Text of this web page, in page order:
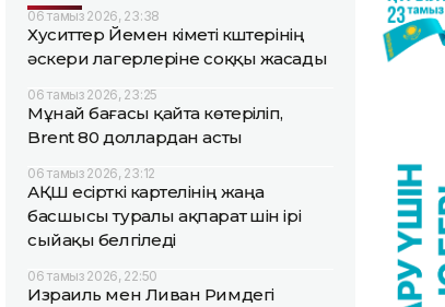
06 тамыз 2026, 23:38
Хуситтер Йемен үкіметі күштерінің
әскери лагерлеріне соққы жасады
06 тамыз 2026, 23:25
Мұнай бағасы қайта көтеріліп,
Brent 80 доллардан асты
06 тамыз 2026, 23:12
АҚШ есірткі картелінің жаңа
басшысы туралы ақпарат үшін ірі
сыйақы белгіледі
06 тамыз 2026, 22:50
Израиль мен Ливан Римдегі